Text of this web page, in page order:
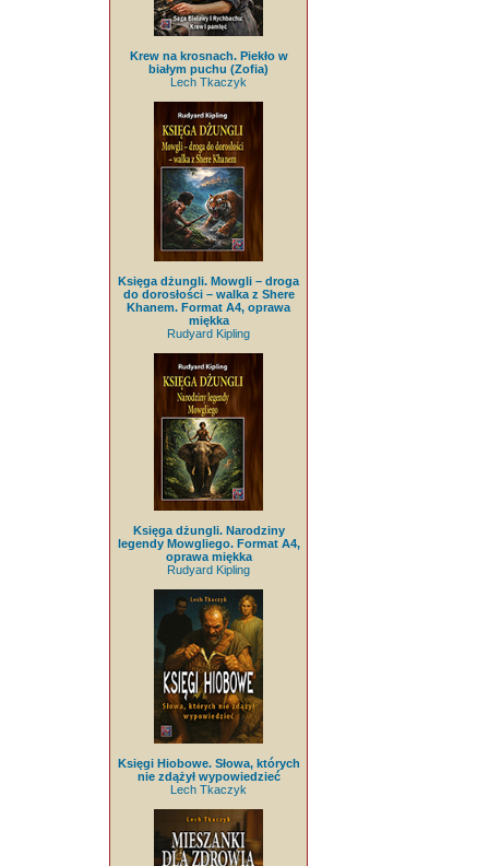
Krew na krosnach. Piekło w
białym puchu (Zofia)
Lech Tkaczyk
Księga dżungli. Mowgli – droga
do dorosłości – walka z Shere
Khanem. Format A4, oprawa
miękka
Rudyard Kipling
Księga dżungli. Narodziny
legendy Mowgliego. Format A4,
oprawa miękka
Rudyard Kipling
Księgi Hiobowe. Słowa, których
nie zdążył wypowiedzieć
Lech Tkaczyk